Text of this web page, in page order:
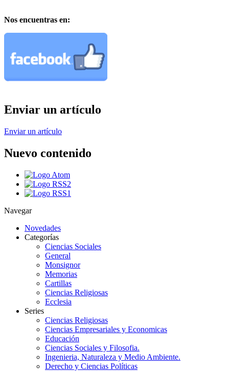
Nos encuentras en:
Enviar un artículo
Enviar un artículo
Nuevo contenido
Navegar
Novedades
Categorías
Ciencias Sociales
General
Monsignor
Memorias
Cartillas
Ciencias Religiosas
Ecclesia
Series
Ciencias Religiosas
Ciencias Empresariales y Economicas
Educación
Ciencias Sociales y Filosofia.
Ingenieria, Naturaleza y Medio Ambiente.
Derecho y Ciencias Políticas